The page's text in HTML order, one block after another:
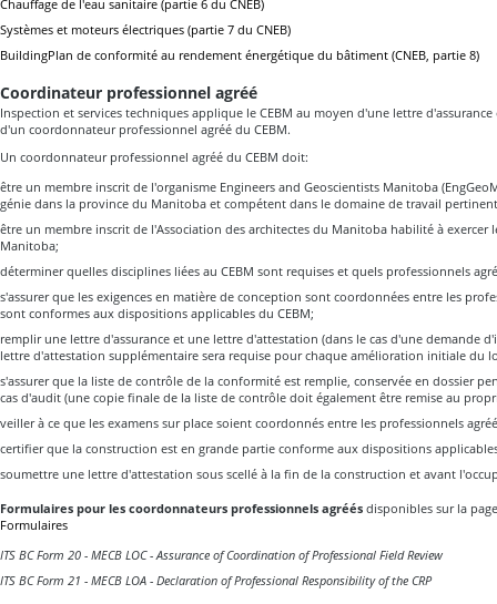
Chauffage de l'eau sanitaire (partie 6 du CNEB)
Systèmes et moteurs électriques (partie 7 du CNEB)
BuildingPlan de conformité au rendement énergétique du bâtiment (CNEB, partie 8)
Coordinateur professionnel agréé
Inspection et services techniques applique le CEBM au moyen d'une lettre
d'un coordonnateur professionnel agréé du CEBM.
Un coordonnateur professionnel agréé du CEBM doit:
être un membre inscrit de l'organisme Engineers and Geoscientists Manitoba
génie dans la province du Manitoba et compétent dans le domaine de travail
être un membre inscrit de l'Association des architectes du Manitoba habilité à exercer
Manitoba;
déterminer quelles disciplines liées au CEBM sont requises et quels professionnels
s'assurer que les exigences en matière de conception sont coordonnées entre les
sont conformes aux dispositions applicables du CEBM;
remplir une lettre d'assurance et une lettre d'attestation (dans le cas d'une demande
lettre d'attestation supplémentaire sera requise pour chaque amélioration initiale du
s'assurer que la liste de contrôle de la conformité est remplie, conservée en dossier
cas d'audit (une copie finale de la liste de contrôle doit également être remise au
veiller à ce que les examens sur place soient coordonnés entre les professionnels
certifier que la construction est en grande partie conforme aux dispositions
soumettre une lettre d'attestation sous scellé à la fin de la construction et avant
Formulaires pour les coordonnateurs professionnels agréés disponibles sur la
Formulaires
ITS BC Form 20 - MECB LOC - Assurance of Coordination of Professional Field Review
ITS BC Form 21 - MECB LOA - Declaration of Professional Responsibility of the CRP